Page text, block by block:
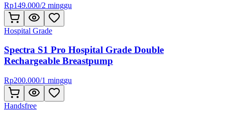
Rp149.000/2 minggu
Hospital Grade
Spectra S1 Pro Hospital Grade Double
Rechargeable Breastpump
Rp200.000/1 minggu
Handsfree